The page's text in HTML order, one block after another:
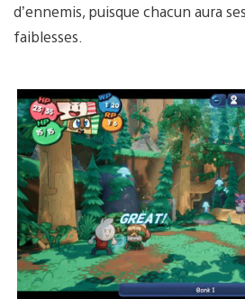
d’ennemis, puisque chacun aura
faiblesses.